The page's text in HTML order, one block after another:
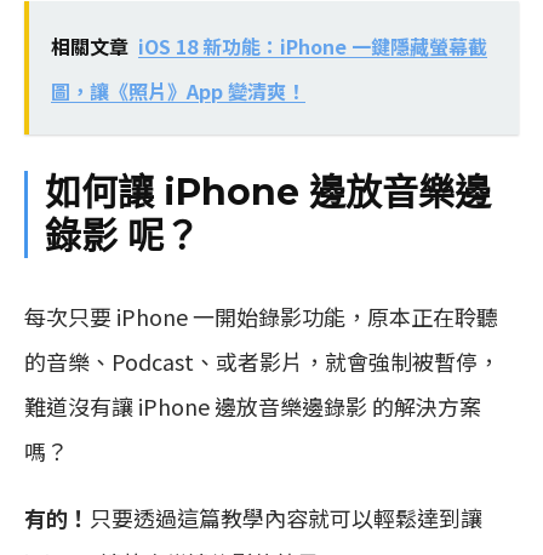
相關文章 iOS 18 新功能：iPhone 一鍵隱藏螢幕截
圖，讓《照片》App 變清爽！
如何讓 iPhone 邊放音樂邊
錄影 呢？
每次只要 iPhone 一開始錄影功能，原本正在聆聽
的音樂、Podcast、或者影片，就會強制被暫停，
難道沒有讓 iPhone 邊放音樂邊錄影 的解決方案
嗎？
有的！ 只要透過這篇教學內容就可以輕鬆達到讓